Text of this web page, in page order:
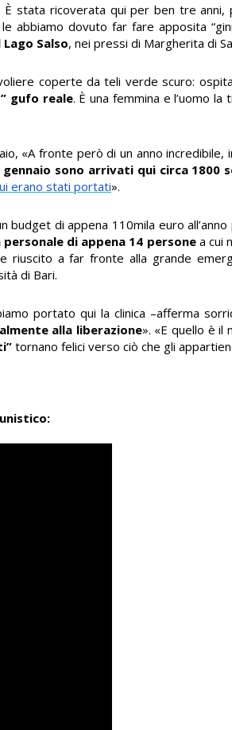
stata ricoverata qui per ben tre anni,
abbiamo dovuto far fare apposita
Salso, nei pressi di Margherita di
coperte da teli verde scuro:
gufo reale. È una femmina e l’uomo la
«A fronte però di un anno incredibile,
gennaio sono arrivati qui circa 1800
erano stati portati».
budget di appena 110mila euro
personale di appena 14 personea cui
riuscito a far fronte alla grande
di Bari.
portato qui la clinica –afferma
alla liberazione». «E quello è il
tornano felici verso ciò che gli